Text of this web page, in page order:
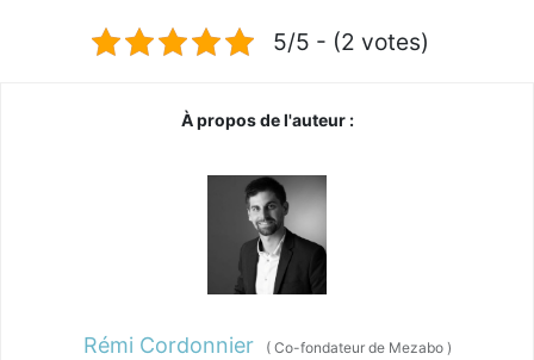
5/5 - (2 votes)
À propos de l'auteur :
Rémi Cordonnier (Co-fondateur de Mezabo )